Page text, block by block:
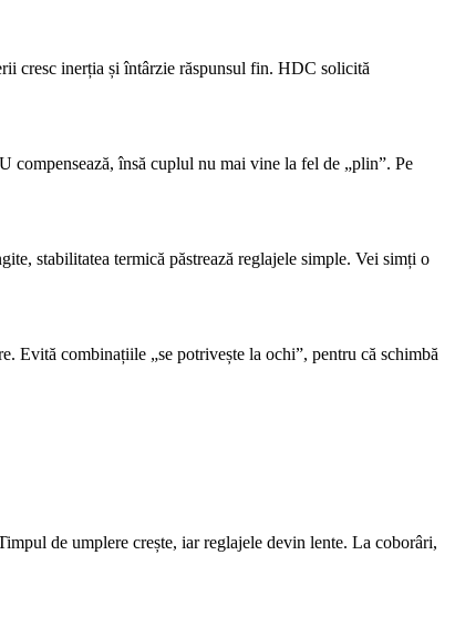
cresc inerția și întârzie răspunsul fin. HDC solicită
compensează, însă cuplul nu mai vine la fel de „plin”. Pe
stabilitatea termică păstrează reglajele simple. Vei simți o
Evită combinațiile „se potrivește la ochi”, pentru că schimbă
de umplere crește, iar reglajele devin lente. La coborâri,